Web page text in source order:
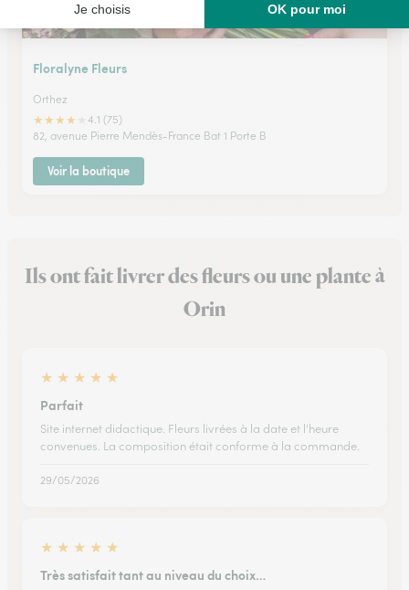
Floralyne Fleurs
Orthez
★★★★
4.1 (75)
82, avenue Pierre Mendès-France Bat 1 Porte B
Voir la boutique
Ils ont fait livrer des fleurs ou une plante à
Orin
★ ★ ★ ★ ★
Parfait
Site internet didactique. Fleurs livrées à la date et l'heure
convenues. La composition était conforme à la commande.
29/05/2026
★ ★ ★ ★ ★
Très satisfait tant au niveau du choix…